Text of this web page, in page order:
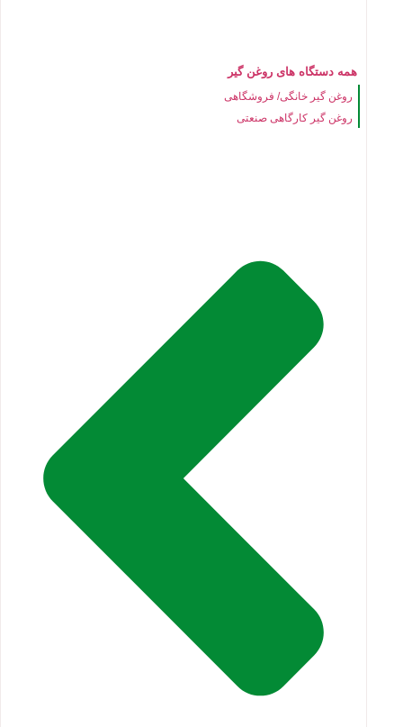
همه دستگاه های روغن گیر
روغن گیر خانگی/ فروشگاهی
روغن گیر کارگاهی صنعتی